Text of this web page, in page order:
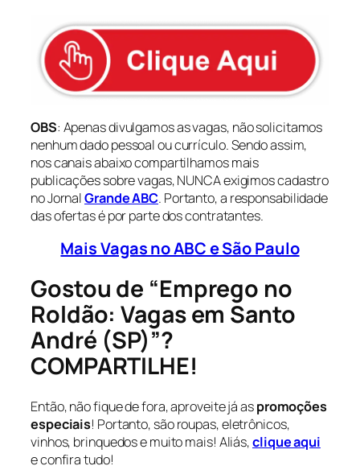
OBS: Apenas divulgamos as vagas, não solicitamos
nenhum dado pessoal ou currículo. Sendo assim,
nos canais abaixo compartilhamos mais
publicações sobre vagas, NUNCA exigimos cadastro
no JornalGrande ABC. Portanto, a responsabilidade
das ofertas é por parte dos contratantes.
Mais Vagas no ABC e São Paulo
Gostou de “Emprego no
Roldão: Vagas em Santo
André (SP)”?
COMPARTILHE!
Então, não fique de fora, aproveite já aspromoções
especiais! Portanto, são roupas, eletrônicos,
vinhos, brinquedos e muito mais! Aliás,clique aqui
e confira tudo!